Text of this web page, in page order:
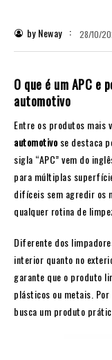
by Neway 28/10/
O que é um APC e
automotivo
Entre os produtos mais
automotivo se destaca
sigla “APC” vem do
para múltiplas
difíceis sem agredir os
qualquer rotina de
Diferente dos
interior quanto no
garante que o produto
plásticos ou metais. Por
busca um produto